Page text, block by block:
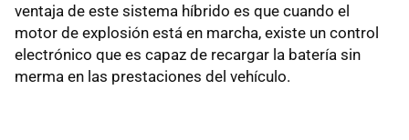
ventaja de este sistema híbrido es que cuando el
motor de explosión está en marcha, existe un control
electrónico que es capaz de recargar la batería sin
merma en las prestaciones del vehículo.